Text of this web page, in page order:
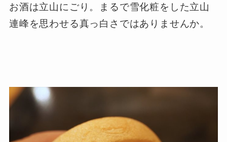
お酒は立山にごり。まるで雪化粧をした立山
連峰を思わせる真っ白さではありませんか。